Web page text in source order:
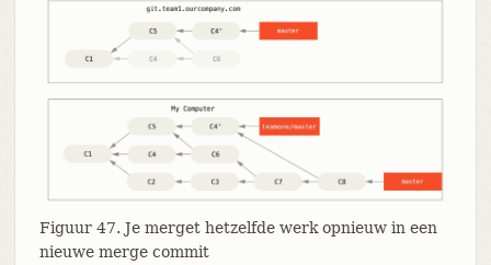
Figuur 47. Je merget hetzelfde werk opnieuw in een
nieuwe merge commit